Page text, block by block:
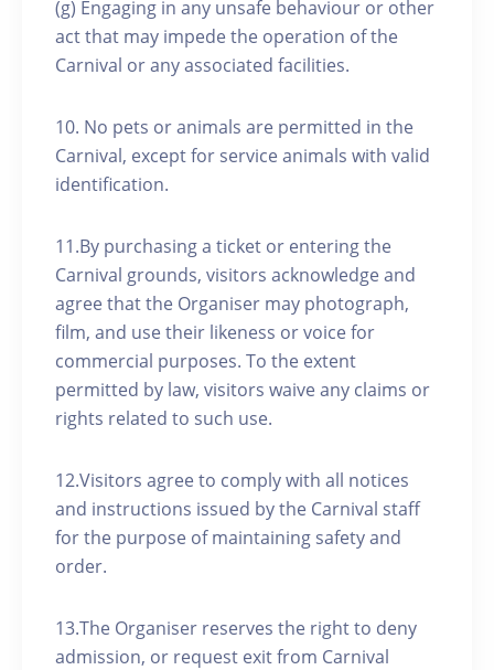
(g) Engaging in any unsafe behaviour or other
act that may impede the operation of the
Carnival or any associated facilities.
10. No pets or animals are permitted in the
Carnival, except for service animals with valid
identification.
11.By purchasing a ticket or entering the
Carnival grounds, visitors acknowledge and
agree that the Organiser may photograph,
film, and use their likeness or voice for
commercial purposes. To the extent
permitted by law, visitors waive any claims or
rights related to such use.
12.Visitors agree to comply with all notices
and instructions issued by the Carnival staff
for the purpose of maintaining safety and
order.
13.The Organiser reserves the right to deny
admission, or request exit from Carnival